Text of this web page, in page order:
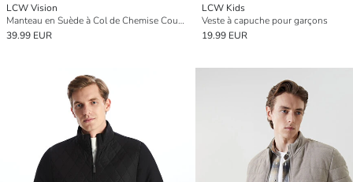
LCW Vision
Manteau en Suède à Col de Chemise Coupe Décontractée pour Hommes
39.99 EUR
LCW Kids
Veste à capuche pour garçons
19.99 EUR